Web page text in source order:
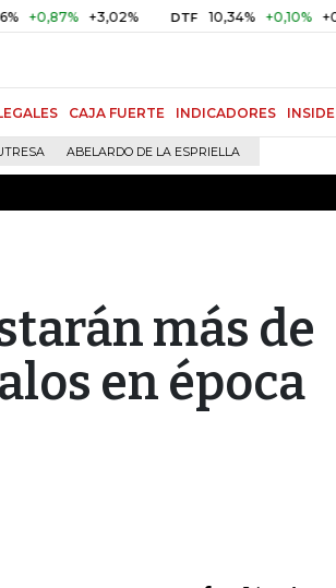
+3,02% DTF 10,34% +0,10% +0,98%
CAJA FUERTE INDICADORES INSIDE
ABELARDO DE LA ESPRIELLA
más de
en época